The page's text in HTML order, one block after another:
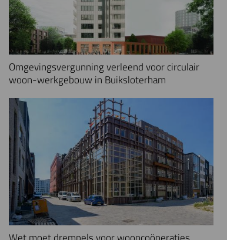
Omgevingsvergunning verleend voor circulair
woon-werkgebouw in Buiksloterham